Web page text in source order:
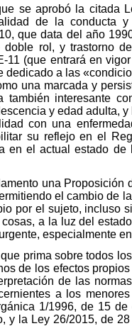
se aprobó la citada
de la conducta
que data del año
doble rol, y trastorno
(que entrará en
a las
una marcada y
interesante
y edad adulta,
con una
su reflejo en el
en el actual estado
una
el cambio de
por el sujeto, incluso
a la luz del
especialmente
prima sobre todos
de los efectos
de las
a los
1/1996, de 15
y la Ley 26/2015, de